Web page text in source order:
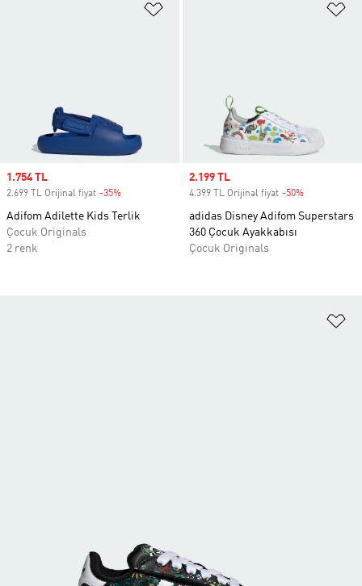
Sale price
1.754 TL
2.699 TL Orijinal fiyat -35%
Adifom Adilette Kids Terlik
Çocuk Originals
2 renk
Sale price
2.199 TL
4.399 TL Orijinal fiyat -50%
adidas Disney Adifom Superstars
360 Çocuk Ayakkabısı
Çocuk Originals